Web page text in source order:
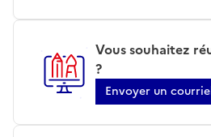
Vous souhaitez
?
Envoyer un